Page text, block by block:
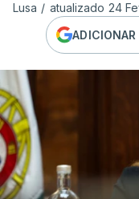
Lusa / atualizado 24